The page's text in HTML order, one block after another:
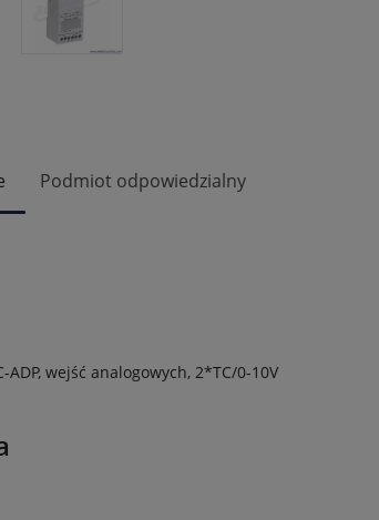
Podmiot odpowiedzialny
ADP, wejść analogowych, 2*TC/0-10V